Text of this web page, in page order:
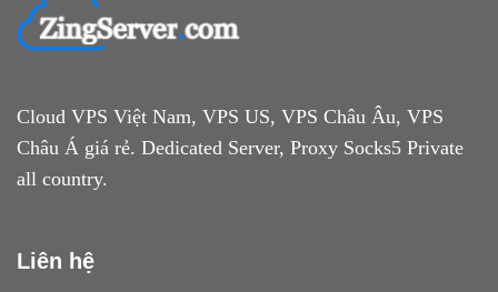
Cloud VPS Việt Nam, VPS US, VPS Châu Âu, VPS
Châu Á giá rẻ. Dedicated Server, Proxy Socks5 Private
all country.
Liên hệ